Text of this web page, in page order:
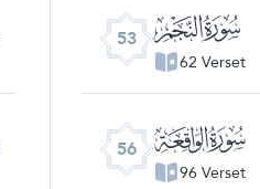
53 ﯢ
62 Verset
56 ﯥ
96 Verset